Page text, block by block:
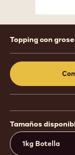
Product
information
Topping con
Tamaños
1kg Botella